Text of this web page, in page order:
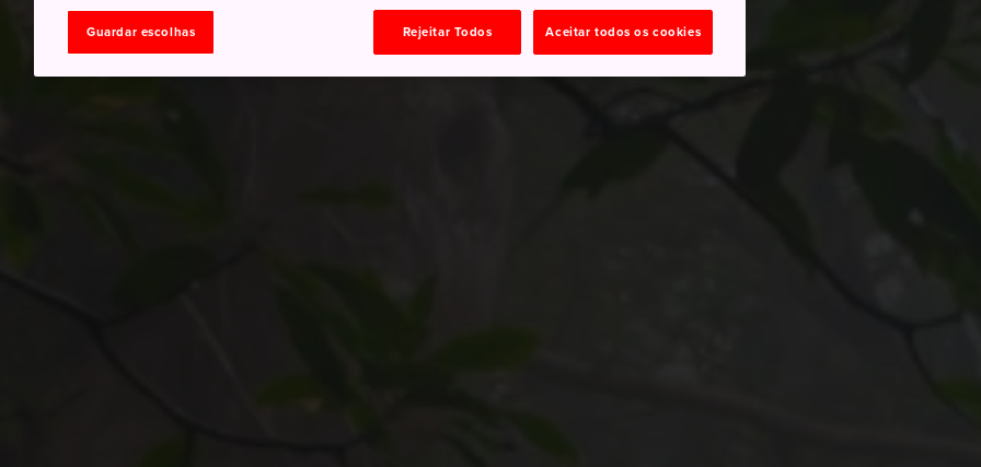
Guardar escolhas Rejeitar Todos Aceitar todos os cookies